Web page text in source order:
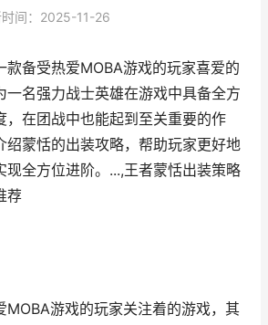
时间：2025-11-26
款备受热爱MOBA游戏的玩家喜爱的
一名强力战士英雄在游戏中具备全方
，在团战中也能起到至关重要的作
绍蒙恬的出装攻略，帮助玩家更好地
现全方位进阶。...,王者蒙恬出装策略
荐
MOBA游戏的玩家关注着的游戏，其